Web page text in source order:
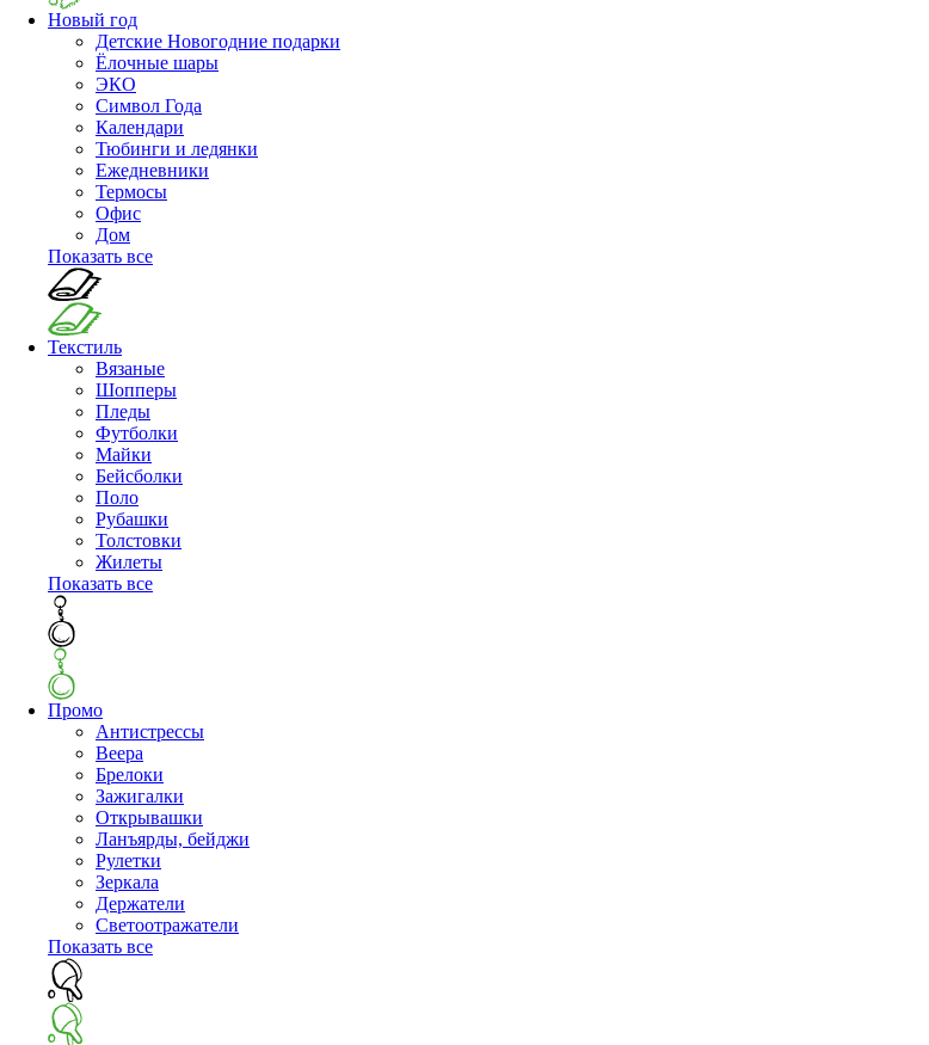
Новый год
Детские Новогодние подарки
Ёлочные шары
ЭКО
Символ Года
Календари
Тюбинги и ледянки
Ежедневники
Термосы
Офис
Дом
Показать все
Текстиль
Вязаные
Шопперы
Пледы
Футболки
Майки
Бейсболки
Поло
Рубашки
Толстовки
Жилеты
Показать все
Промо
Антистрессы
Веера
Брелоки
Зажигалки
Открывашки
Ланъярды, бейджи
Рулетки
Зеркала
Держатели
Светоотражатели
Показать все